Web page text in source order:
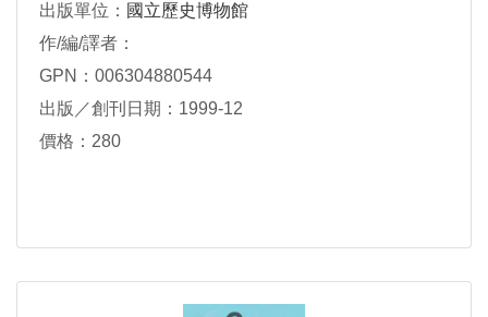
出版單位： 國立歷史博物館
作/編/譯者：
GPN：006304880544
出版／創刊日期：1999-12
價格：280